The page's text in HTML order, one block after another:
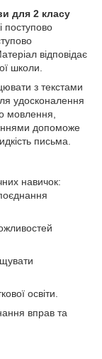
для 2 класу
поступово
відповідає
школи.
з текстами
удосконалення
мовлення,
допоможе
письма.
навичок:
освіти.
вправ та